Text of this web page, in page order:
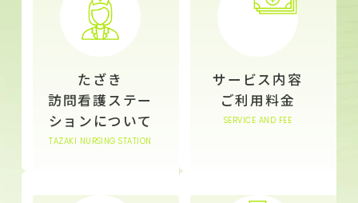
たざき
訪問看護ステー
ションについて
TAZAKI NURSING STATION
サービス内容
ご利用料金
SERVICE AND FEE